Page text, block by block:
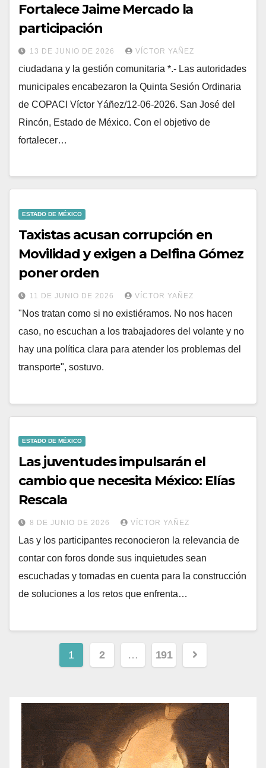
Fortalece Jaime Mercado la
participación
13 DE JUNIO DE 2026 VÍCTOR YAÑEZ
ciudadana y la gestión comunitaria *.- Las autoridades
municipales encabezaron la Quinta Sesión Ordinaria
de COPACI Víctor Yáñez/12-06-2026. San José del
Rincón, Estado de México. Con el objetivo de
fortalecer…
ESTADO DE MÉXICO
Taxistas acusan corrupción en
Movilidad y exigen a Delfina Gómez
poner orden
11 DE JUNIO DE 2026 VÍCTOR YAÑEZ
"Nos tratan como si no existiéramos. No nos hacen
caso, no escuchan a los trabajadores del volante y no
hay una política clara para atender los problemas del
transporte", sostuvo.
ESTADO DE MÉXICO
Las juventudes impulsarán el
cambio que necesita México: Elías
Rescala
8 DE JUNIO DE 2026 VÍCTOR YAÑEZ
Las y los participantes reconocieron la relevancia de
contar con foros donde sus inquietudes sean
escuchadas y tomadas en cuenta para la construcción
de soluciones a los retos que enfrenta…
1 2 … 191